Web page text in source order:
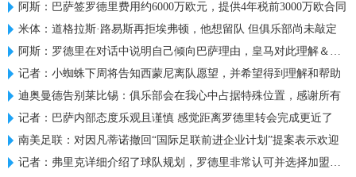
阿斯：巴萨签罗德里费用约6000万欧元，提供4年税前3000万欧合同
米体：道格拉斯·路易斯再拒埃弗顿，他想留队 但俱乐部尚未敲定
阿斯：罗德里在对话中说明自己倾向巴萨理由，皇马对此理解＆祝好
记者：小蜘蛛下周将告知西蒙尼离队愿望，并希望得到理解和帮助
迪奥曼德告别莱比锡：俱乐部会在我心中占据特殊位置，感谢所有
记者：巴萨内部态度乐观且谨慎 感觉距离罗德里转会完成更近了
南美足联：对因凡蒂诺撤回“国际足联前进企业计划”提案表示欢迎
记者：弗里克详细介绍了球队规划，罗德里非常认可并选择加盟巴萨